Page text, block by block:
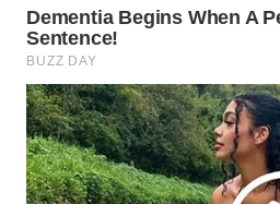
WAHANA
TRAVEL
WAHANA
TV
WAHANANEWS
ID